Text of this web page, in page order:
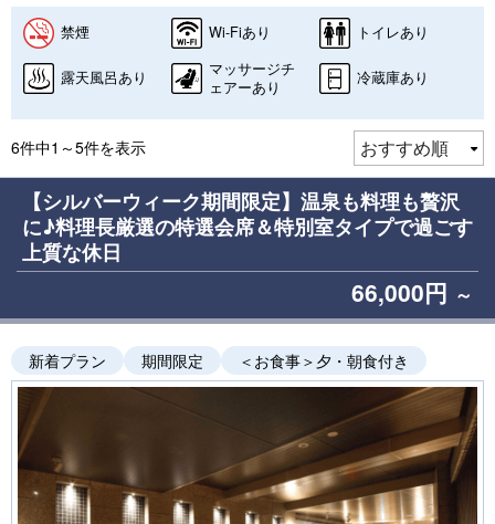
禁煙 Wi-Fiあり トイレあり
露天風呂あり
マッサージチ
ェアーあり
冷蔵庫あり
6件中1～5件を表示
【シルバーウィーク期間限定】温泉も料理も贅沢
に♪料理長厳選の特選会席＆特別室タイプで過ごす
上質な休日
66,000円 ～
新着プラン 期間限定 ＜お食事＞夕・朝食付き